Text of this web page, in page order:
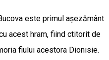
este primul aşezământ
acest hram, fiind ctitorit de
fiului acestora Dionisie.